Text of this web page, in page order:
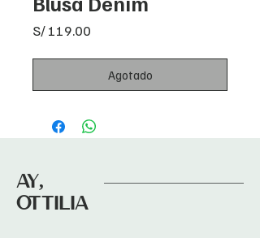
S/ 119.00
Agotado
AY,
OTTILIA